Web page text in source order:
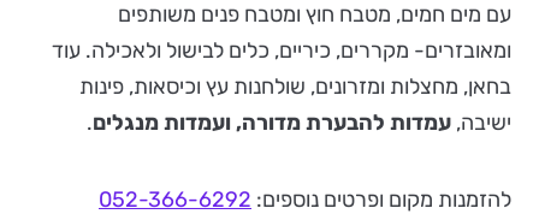
עם מים חמים, מטבח חוץ ומטבח פנים משותפים
ומאובזרים- מקררים, כיריים, כלים לבישול ולאכילה. עוד
בחאן, מחצלות ומזרונים, שולחנות עץ וכיסאות, פינות
ישיבה, עמדות להבערת מדורה, ועמדות מנגלים.
להזמנות מקום ופרטים נוספים: 052-366-6292